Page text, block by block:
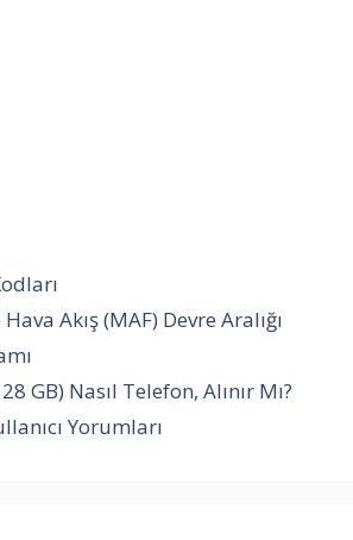
Akış (MAF) Devre Aralığı
GB) Nasıl Telefon, Alınır Mı?
Yorumları